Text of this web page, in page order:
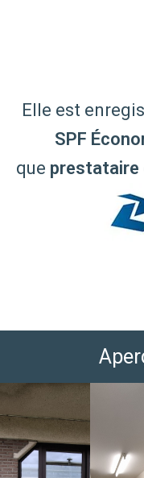
Elle est
SPF
que prestataire